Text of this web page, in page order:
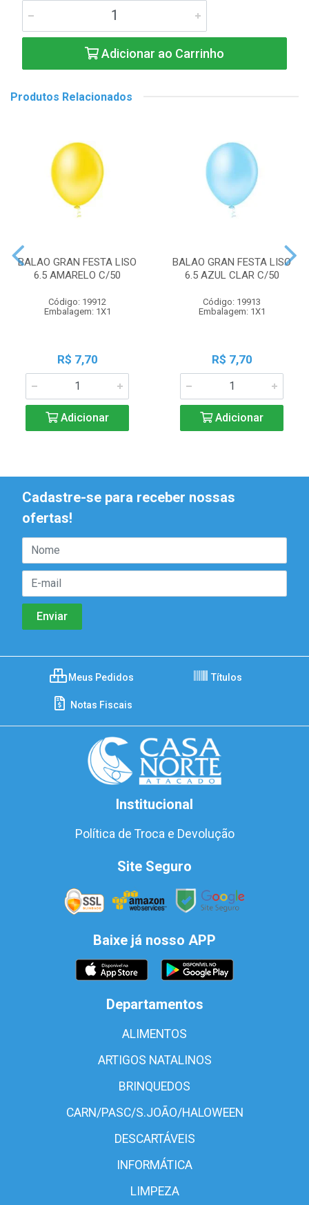
Adicionar ao Carrinho
Produtos Relacionados
BALAO GRAN FESTA LISO
6.5 AMARELO C/50
Código: 19912
Embalagem: 1X1
R$ 7,70
Adicionar
BALAO GRAN FESTA LISO
6.5 AZUL CLAR C/50
Código: 19913
Embalagem: 1X1
R$ 7,70
Adicionar
Cadastre-se para receber nossas
ofertas!
Meus Pedidos Títulos
Notas Fiscais
Institucional
Política de Troca e Devolução
Site Seguro
Baixe já nosso APP
Departamentos
ALIMENTOS
ARTIGOS NATALINOS
BRINQUEDOS
CARN/PASC/S.JOÃO/HALOWEEN
DESCARTÁVEIS
INFORMÁTICA
LIMPEZA